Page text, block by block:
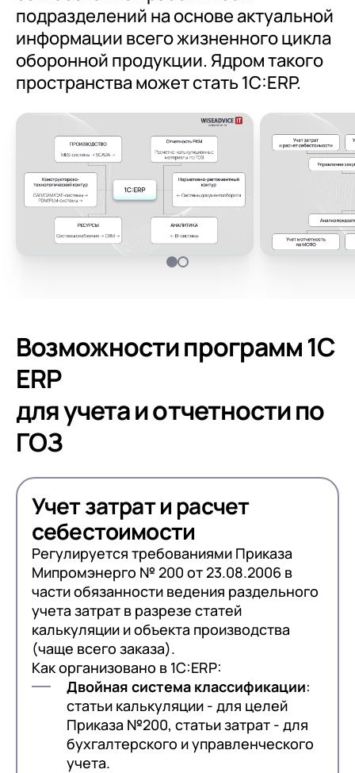
подразделений на основе актуальной
информации всего жизненного цикла
оборонной продукции. Ядром такого
пространства может стать 1С:ERP.
Возможности программ 1С
ERP
для учета и отчетности по
ГОЗ
Учет затрат и расчет
себестоимости
Регулируется требованиями Приказа
Мипромэнерго № 200 от 23.08.2006 в
части обязанности ведения раздельного
учета затрат в разрезе статей
калькуляции и объекта производства
(чаще всего заказа).
Как организовано в 1С:ERP:
Двойная система классификации:
статьи калькуляции - для целей
Приказа №200, статьи затрат - для
бухгалтерского и управленческого
учета.
Учет контрактов ГОЗ
Сквозной автоматизированный
процесс
Автозаполнение
Без ошибок